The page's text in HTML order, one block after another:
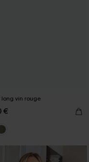
long vin rouge
€